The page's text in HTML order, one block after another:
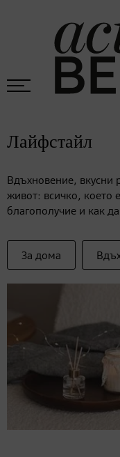
Лайфстайл
Вдъхновение, вкусни
живот: всичко, което
благополучие и как
За дома